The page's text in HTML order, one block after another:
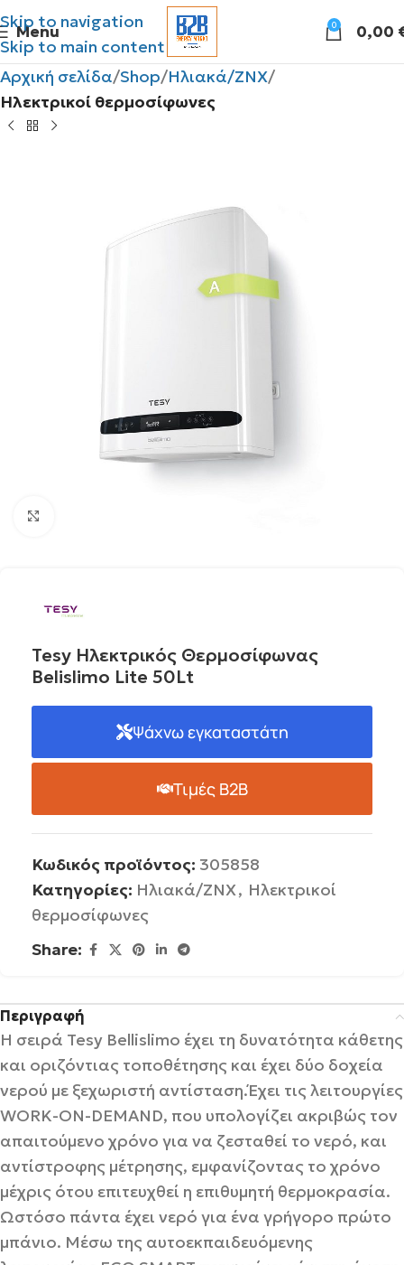
Skip to navigation
Skip to main content
Menu 0 0,00
Αρχική σελίδα Shop Ηλιακά/ΖΝΧ
Ηλεκτρικοί θερμοσίφωνες
Tesy Ηλεκτρικός Θερμοσίφωνας
Belislimo Lite 50Lt
Ψάχνω εγκαταστάτη
Τιμές B2B
Κωδικός προϊόντος: 305858
Κατηγορίες: Ηλιακά/ΖΝΧ, Ηλεκτρικοί
θερμοσίφωνες
Share:
Περιγραφή
H σειρά Tesy Bellislimo έχει τη δυνατότητα κάθετης
και οριζόντιας τοποθέτησης και έχει δύο δοχεία
νερού με ξεχωριστή αντίσταση.Έχει τις λειτουργίες
WORK-ON-DEMAND, που υπολογίζει ακριβώς τον
απαιτούμενο χρόνο για να ζεσταθεί το νερό, και
αντίστροφης μέτρησης, εμφανίζοντας το χρόνο
μέχρις ότου επιτευχθεί η επιθυμητή θερμοκρασία.
Ωστόσο πάντα έχει νερό για ένα γρήγορο πρώτο
μπάνιο. Μέσω της αυτοεκπαιδευόμενης